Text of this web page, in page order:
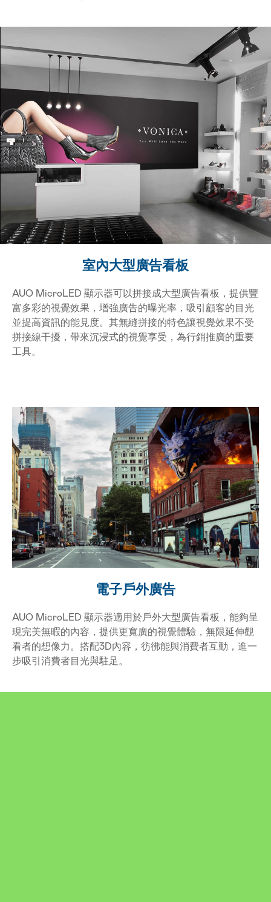
室內大型廣告看板
AUO MicroLED 顯示器可以拼接成大型廣告看板，提供豐
富多彩的視覺效果，增強廣告的曝光率，吸引顧客的目光
並提高資訊的能見度。其無縫拼接的特色讓視覺效果不受
拼接線干擾，帶來沉浸式的視覺享受，為行銷推廣的重要
工具。
電子戶外廣告
AUO MicroLED 顯示器適用於戶外大型廣告看板，能夠呈
現完美無暇的內容，提供更寬廣的視覺體驗，無限延伸觀
看者的想像力。搭配3D內容，彷彿能與消費者互動，進一
步吸引消費者目光與駐足。